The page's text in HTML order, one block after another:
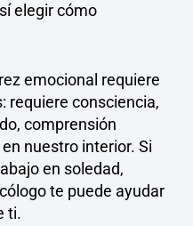
elegir cómo
emocional requiere
requiere consciencia,
comprensión
nuestro interior. Si
en soledad,
te puede ayudar
ti.